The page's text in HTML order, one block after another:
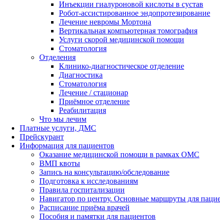
Инъекции гиалуроновой кислоты в сустав
Робот-ассистированное эндопротезирование
Лечение невромы Мортона
Вертикальная компьютерная томография
Услуги скорой медицинской помощи
Стоматология
Отделения
Клинико-диагностическое отделение
Диагностика
Стоматология
Лечение / стационар
Приёмное отделение
Реабилитация
Что мы лечим
Платные услуги, ДМС
Прейскурант
Информация для пациентов
Оказание медицинской помощи в рамках ОМС
ВМП квоты
Запись на консультацию/обследование
Подготовка к исследованиям
Правила госпитализации
Навигатор по центру. Основные маршруты для
Расписание приёма врачей
Пособия и памятки для пациентов